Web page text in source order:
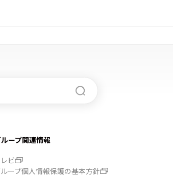
ープ関連情報
ビ
ープ個人情報保護の基本方針